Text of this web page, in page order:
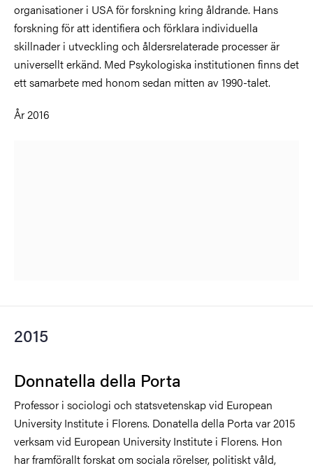
organisationer i USA för forskning kring åldrande. Hans
forskning för att identifiera och förklara individuella
skillnader i utveckling och åldersrelaterade processer är
universellt erkänd. Med Psykologiska institutionen finns det
ett samarbete med honom sedan mitten av 1990-talet.
År 2016
2015
Donnatella della Porta
Professor i sociologi och statsvetenskap vid European
University Institute i Florens. Donatella della Porta var 2015
verksam vid European University Institute i Florens. Hon
har framförallt forskat om sociala rörelser, politiskt våld,